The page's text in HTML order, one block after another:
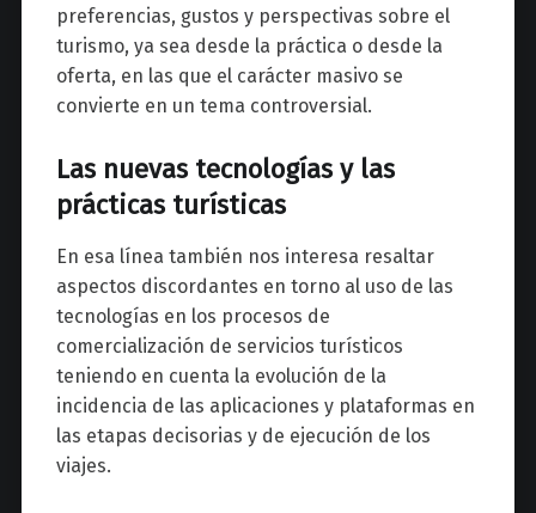
preferencias, gustos y perspectivas sobre el
turismo, ya sea desde la práctica o desde la
oferta, en las que el carácter masivo se
convierte en un tema controversial.
Las nuevas tecnologías y las
prácticas turísticas
En esa línea también nos interesa resaltar
aspectos discordantes en torno al uso de las
tecnologías en los procesos de
comercialización de servicios turísticos
teniendo en cuenta la evolución de la
incidencia de las aplicaciones y plataformas en
las etapas decisorias y de ejecución de los
viajes.